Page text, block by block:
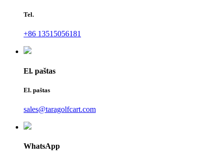
Tel.
+86 13515056181
El. paštas
El. paštas
sales@taragolfcart.com
WhatsApp